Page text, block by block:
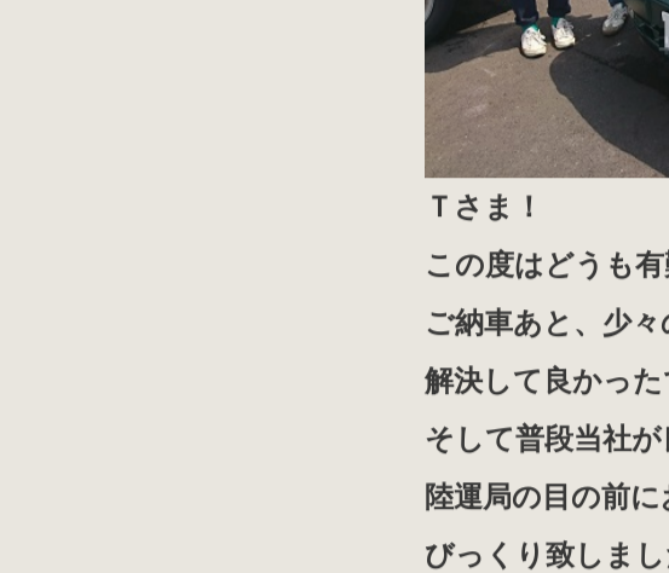
Ｔさま！
この度はどうも
ご納車あと、少
解決して良かった
そして普段当社が
陸運局の目の前
びっくり致しまし